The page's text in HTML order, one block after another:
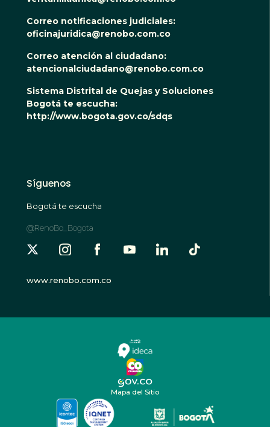
Correo notificaciones judiciales:
oficinajuridica@renobo.com.co
Correo atención al ciudadano:
atencionalciudadano@renobo.com.co
Sistema Distrital de Quejas y Soluciones
Bogotá te escucha:
http://www.bogota.gov.co/sdqs
Síguenos
Bogotá te escucha
@RenoBo_Bogota
www.renobo.com.co
Mapa del Sitio